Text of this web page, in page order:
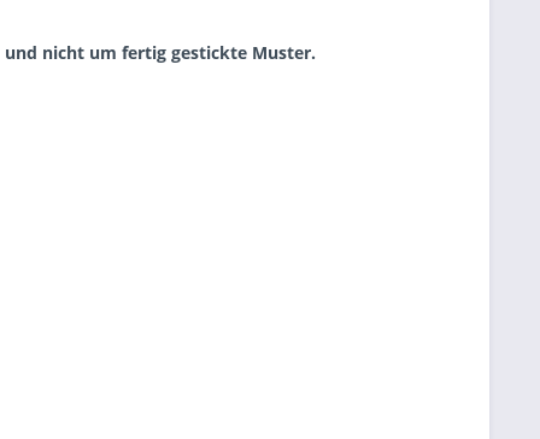
und nicht um fertig gestickte Muster.